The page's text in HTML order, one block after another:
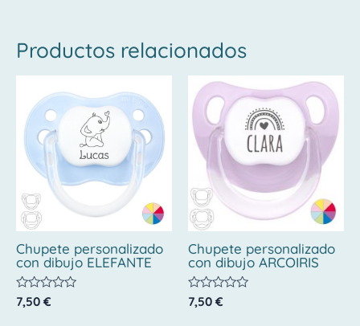
Productos relacionados
Chupete personalizado
con dibujo ELEFANTE
Valorado
con
7,50 €
Chupete personalizado
con dibujo ARCOIRIS
Valorado
con
7,50 €